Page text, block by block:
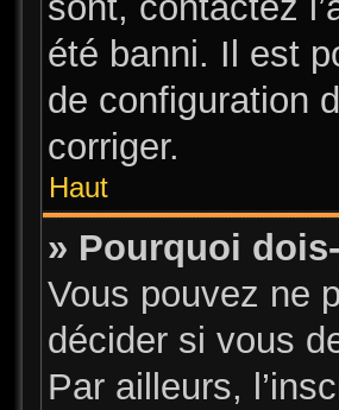
été banni. Il est
de configuration
corriger.
Haut
» Pourquoi
Vous pouvez ne
décider si vous
Par ailleurs,